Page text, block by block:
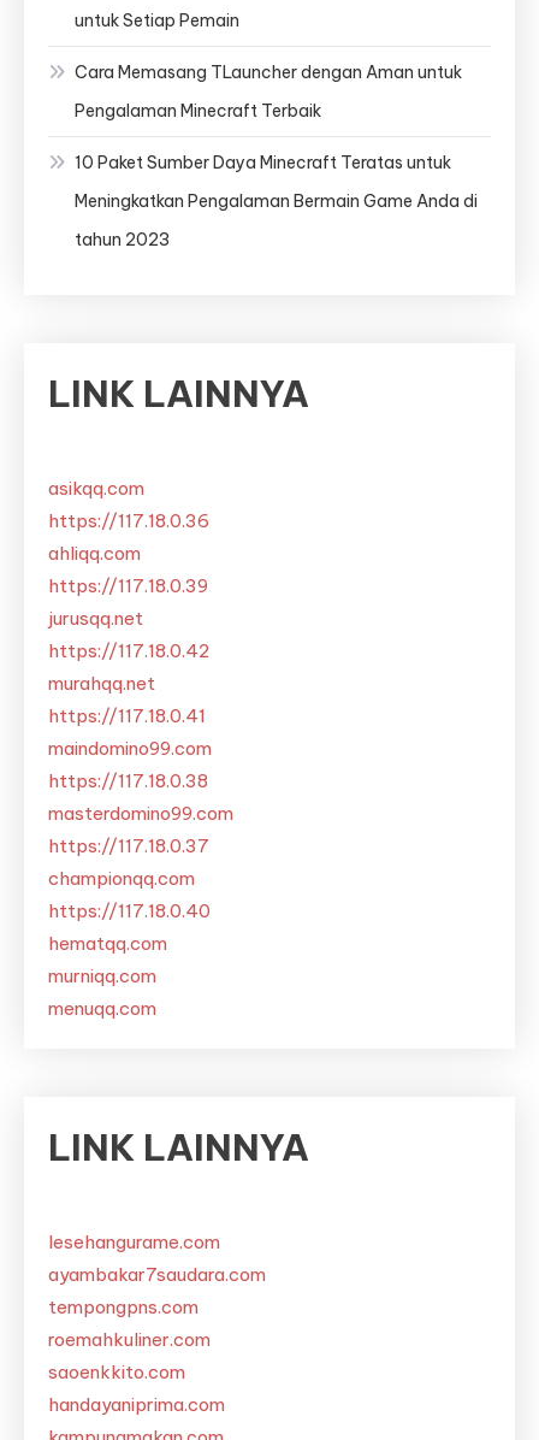
untuk Setiap Pemain
Cara Memasang TLauncher dengan Aman untuk
Pengalaman Minecraft Terbaik
10 Paket Sumber Daya Minecraft Teratas untuk
Meningkatkan Pengalaman Bermain Game Anda di
tahun 2023
LINK LAINNYA
asikqq.com
https://117.18.0.36
ahliqq.com
https://117.18.0.39
jurusqq.net
https://117.18.0.42
murahqq.net
https://117.18.0.41
maindomino99.com
https://117.18.0.38
masterdomino99.com
https://117.18.0.37
championqq.com
https://117.18.0.40
hematqq.com
murniqq.com
menuqq.com
LINK LAINNYA
lesehangurame.com
ayambakar7saudara.com
tempongpns.com
roemahkuliner.com
saoenkkito.com
handayaniprima.com